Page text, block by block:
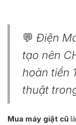
💬 Điện
tạo nên
hoàn tiền
thuật
Mua máy giặt cũ